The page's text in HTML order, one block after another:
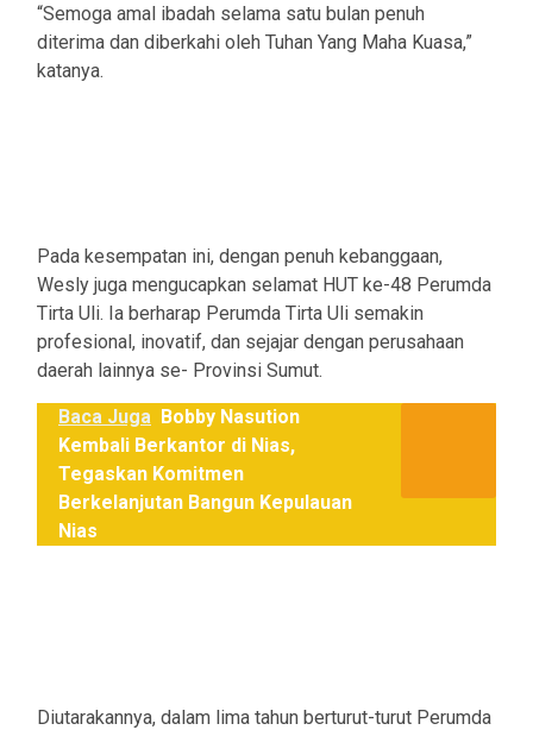
“Semoga amal ibadah selama satu bulan penuh
diterima dan diberkahi oleh Tuhan Yang Maha Kuasa,”
katanya.
Pada kesempatan ini, dengan penuh kebanggaan,
Wesly juga mengucapkan selamat HUT ke-48 Perumda
Tirta Uli. Ia berharap Perumda Tirta Uli semakin
profesional, inovatif, dan sejajar dengan perusahaan
daerah lainnya se- Provinsi Sumut.
Baca Juga Bobby Nasution
Kembali Berkantor di Nias,
Tegaskan Komitmen
Berkelanjutan Bangun Kepulauan
Nias
Diutarakannya, dalam lima tahun berturut-turut Perumda